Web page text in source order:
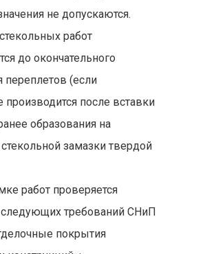
не допускаются.
работ
до окончательного
(если
после вставки
образования на
замазки твердой
работ проверяется
требований СНиП
покрытия